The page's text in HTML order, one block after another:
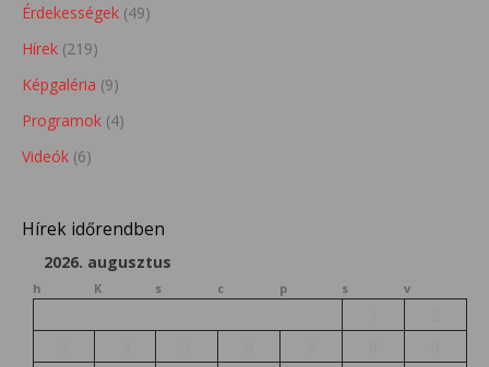
Érdekességek (49)
Hírek (219)
Képgaléria (9)
Programok (4)
Videók (6)
Hírek időrendben
2026. augusztus
h K s c p s v